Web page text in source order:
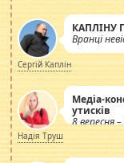
КАПЛІНУ
Вранці
Сергій Каплін
Медіа-
утисків
8 вересня
Надія Труш